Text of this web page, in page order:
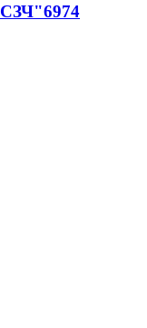
СЗЧ"6974